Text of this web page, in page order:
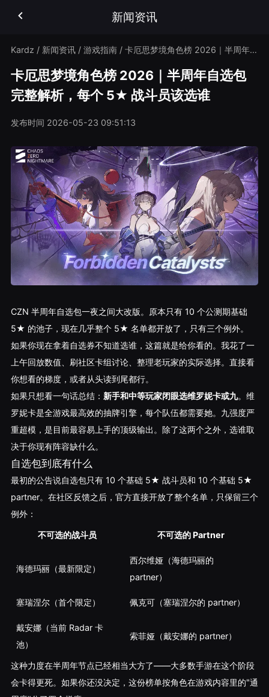
新闻资讯
Kardz / 新闻资讯 / 游戏指南 / 卡厄思梦境角色榜 2026｜半周年自选包完整解析，每个 5★ 战斗员该选谁
卡厄思梦境角色榜 2026｜半周年自选包
完整解析，每个 5★ 战斗员该选谁
发布时间 2026-05-23 09:51:13
CZN 半周年自选包一夜之间大改版。原本只有 10 个公测期基础
5★ 的池子，现在几乎整个 5★ 名单都开放了，只有三个例外。
如果你现在拿着自选券不知道选谁，这篇就是给你看的。我花了一
上午回放数值、刷社区卡组讨论、整理老玩家的实际选择。直接看
你想看的梯度，或者从头读到尾都行。
如果只想看一句话总结： 新手和中等玩家闭眼选维罗妮卡或九。维
罗妮卡是全游戏最高效的抽牌引擎，每个队伍都需要她。九强度严
重超模，是目前最容易上手的顶级输出。除了这两个之外，选谁取
决于你现有阵容缺什么。
自选包到底有什么
最初的公告说自选包只有 10 个基础 5★ 战斗员和 10 个基础 5★
partner。在社区反馈之后，官方直接开放了整个名单，只保留三个
例外：
不可选的战斗员 不可选的 Partner
海德玛丽（最新限定）
西尔维娅（海德玛丽的
partner）
塞瑞涅尔（首个限定） 佩克可（塞瑞涅尔的 partner）
戴安娜（当前 Radar 卡
池）
索菲娅（戴安娜的 partner）
这种力度在半周年节点已经相当大方了——大多数手游在这个阶段
会卡得更死。如果你还没决定，这份榜单按角色在游戏内容里的"通